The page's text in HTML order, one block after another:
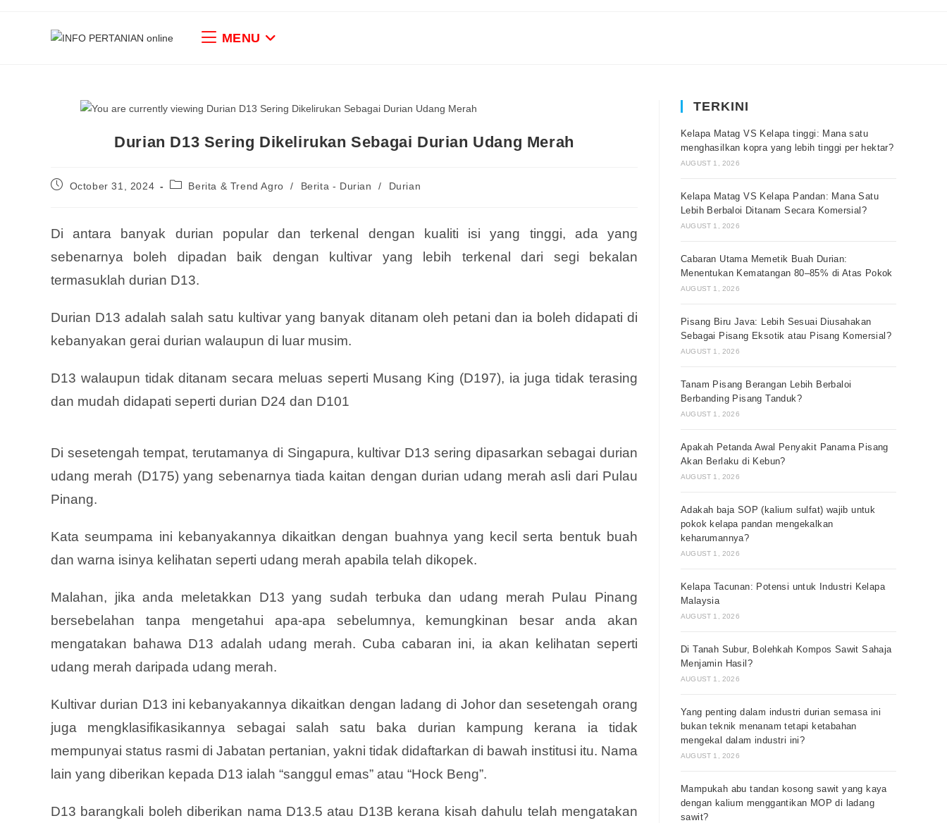
MENU
Durian D13 Sering Dikelirukan Sebagai Durian Udang Merah
October 31, 2024 Berita & Trend Agro / Berita - Durian / Durian
Di antara banyak durian popular dan terkenal dengan kualiti isi yang tinggi, ada yang
sebenarnya boleh dipadan baik dengan kultivar yang lebih terkenal dari segi bekalan
termasuklah durian D13.
Durian D13 adalah salah satu kultivar yang banyak ditanam oleh petani dan ia boleh didapati di
kebanyakan gerai durian walaupun di luar musim.
D13 walaupun tidak ditanam secara meluas seperti Musang King (D197), ia juga tidak terasing
dan mudah didapati seperti durian D24 dan D101
Di sesetengah tempat, terutamanya di Singapura, kultivar D13 sering dipasarkan sebagai durian
udang merah (D175) yang sebenarnya tiada kaitan dengan durian udang merah asli dari Pulau
Pinang.
Kata seumpama ini kebanyakannya dikaitkan dengan buahnya yang kecil serta bentuk buah
dan warna isinya kelihatan seperti udang merah apabila telah dikopek.
Malahan, jika anda meletakkan D13 yang sudah terbuka dan udang merah Pulau Pinang
bersebelahan tanpa mengetahui apa-apa sebelumnya, kemungkinan besar anda akan
mengatakan bahawa D13 adalah udang merah. Cuba cabaran ini, ia akan kelihatan seperti
udang merah daripada udang merah.
Kultivar durian D13 ini kebanyakannya dikaitkan dengan ladang di Johor dan sesetengah orang
juga mengklasifikasikannya sebagai salah satu baka durian kampung kerana ia tidak
mempunyai status rasmi di Jabatan pertanian, yakni tidak didaftarkan di bawah institusi itu. Nama
lain yang diberikan kepada D13 ialah “sanggul emas” atau “Hock Beng”.
D13 barangkali boleh diberikan nama D13.5 atau D13B kerana kisah dahulu telah mengatakan
TERKINI
Kelapa Matag VS Kelapa tinggi: Mana satu
menghasilkan kopra yang lebih tinggi per hektar?
AUGUST 1, 2026
Kelapa Matag VS Kelapa Pandan: Mana Satu
Lebih Berbaloi Ditanam Secara Komersial?
AUGUST 1, 2026
Cabaran Utama Memetik Buah Durian:
Menentukan Kematangan 80–85% di Atas Pokok
AUGUST 1, 2026
Pisang Biru Java: Lebih Sesuai Diusahakan
Sebagai Pisang Eksotik atau Pisang Komersial?
AUGUST 1, 2026
Tanam Pisang Berangan Lebih Berbaloi
Berbanding Pisang Tanduk?
AUGUST 1, 2026
Apakah Petanda Awal Penyakit Panama Pisang
Akan Berlaku di Kebun?
AUGUST 1, 2026
Adakah baja SOP (kalium sulfat) wajib untuk
pokok kelapa pandan mengekalkan
keharumannya?
AUGUST 1, 2026
Kelapa Tacunan: Potensi untuk Industri Kelapa
Malaysia
AUGUST 1, 2026
Di Tanah Subur, Bolehkah Kompos Sawit Sahaja
Menjamin Hasil?
AUGUST 1, 2026
Yang penting dalam industri durian semasa ini
bukan teknik menanam tetapi ketabahan
mengekal dalam industri ini?
AUGUST 1, 2026
Mampukah abu tandan kosong sawit yang kaya
dengan kalium menggantikan MOP di ladang
sawit?